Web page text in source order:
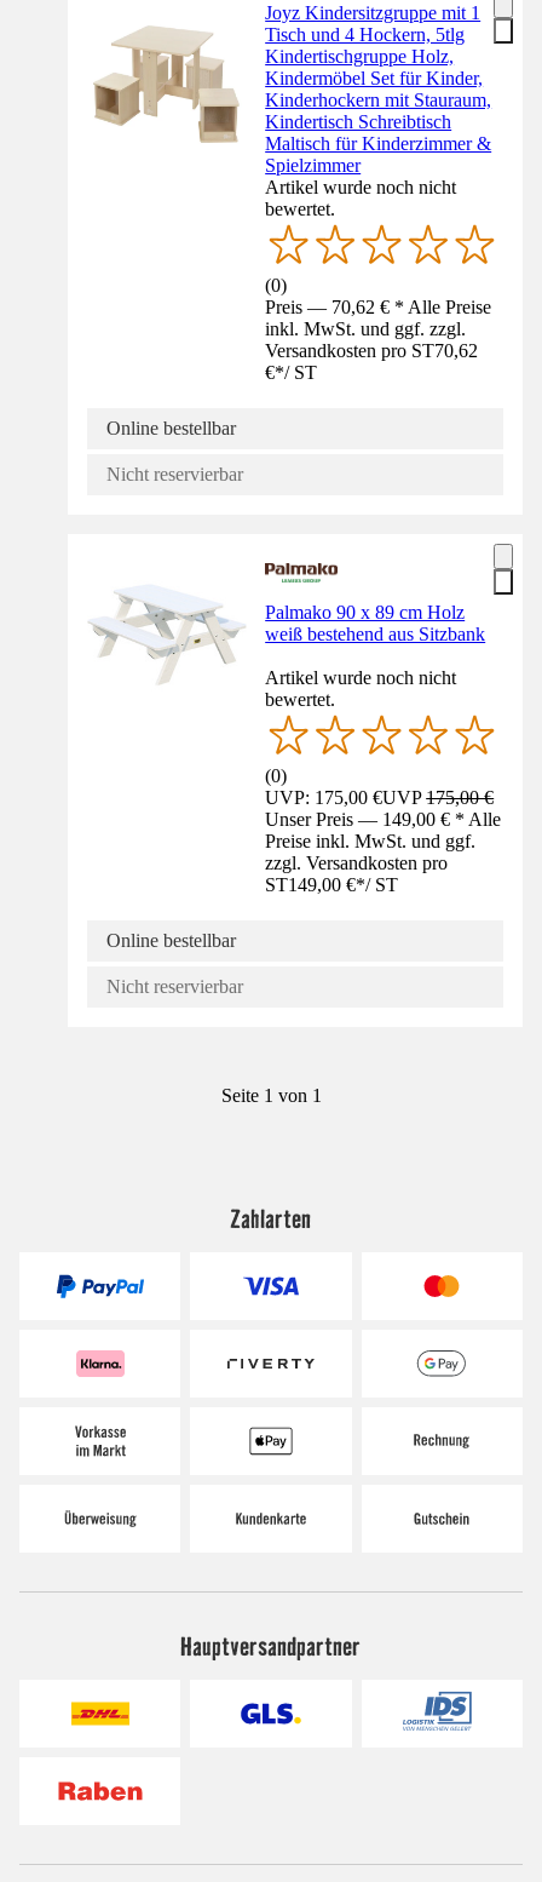
Joyz Kindersitzgruppe mit 1
Tisch und 4 Hockern, 5tlg
Kindertischgruppe Holz,
Kindermöbel Set für Kinder,
Kinderhockern mit Stauraum,
Kindertisch Schreibtisch
Maltisch für Kinderzimmer &
Spielzimmer
Artikel wurde noch nicht
bewertet.
(0)
Preis — 70,62 € * Alle Preise
inkl. MwSt. und ggf. zzgl.
Versandkosten pro ST70,62
€*/ ST
Online bestellbar
Nicht reservierbar
Palmako 90 x 89 cm Holz
weiß bestehend aus Sitzbank
Artikel wurde noch nicht
bewertet.
(0)
UVP: 175,00 €UVP175,00 €
Unser Preis — 149,00 € * Alle
Preise inkl. MwSt. und ggf.
zzgl. Versandkosten pro
ST149,00 €*/ ST
Online bestellbar
Nicht reservierbar
Seite 1 von 1
Zahlarten
Hauptversandpartner